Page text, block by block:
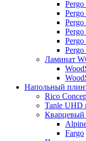
Ламинат
Напольный
Rico
Tanle UHD
Кварцевый
Fargo